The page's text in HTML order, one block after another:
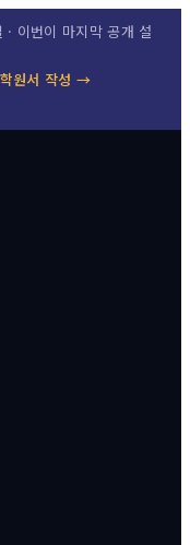
이번이 마지막 공개 설
원서 작성 →